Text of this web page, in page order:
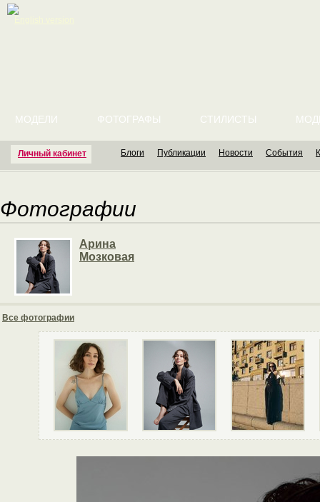
Личный кабинет
МОДЕЛИ ФОТОГРАФЫ СТИЛИСТЫ
Блоги Публикации Новости События
Фотографии
Арина
Мозковая
Все фотографии